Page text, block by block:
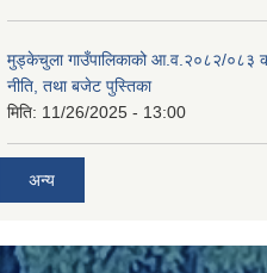
मुड्केचुला गाउँपालिकाको आ.व.२०८२/०८३ को
नीति, तथा बजेट पुस्तिका
मिति: 11/26/2025 - 13:00
अन्य